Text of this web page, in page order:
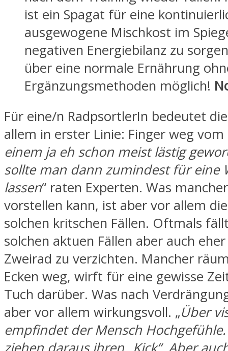
ist ein Spagat für eine
ausgewogene Mischkost im
negativen Energiebilanz zu
über eine normale Ernährung
Ergänzungsmethoden möglich!
Für eine/n RadpsortlerIn bedeutet
allem in erster Linie: Finger weg vom
einem ja eh schon meist lästig
sollte man dann zumindest für eine
lassen“ raten Experten. Was
vorstellen kann, ist aber vor allem
solchen kritschen Fällen. Oftmals
solchen aktuen Fällen aber auch
Zweirad zu verzichten. Mancher
Ecken weg, wirft für eine gewisse
Tuch darüber. Was nach
aber vor allem wirkungsvoll. „Über
empfindet der Mensch